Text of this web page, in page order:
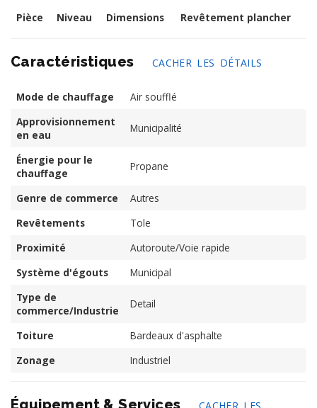
Pièce
Niveau Dimensions Revêtement plancher
Caractéristiques CACHER LES DÉTAILS
Mode de chauffage
Air soufflé
Approvisionnement
en eau
Municipalité
Énergie pour le
chauffage
Propane
Genre de commerce
Autres
Revêtements
Tole
Proximité
Autoroute/Voie rapide
Système d'égouts
Municipal
Type de
commerce/Industrie
Detail
Toiture
Bardeaux d'asphalte
Zonage
Industriel
Équipement & Services